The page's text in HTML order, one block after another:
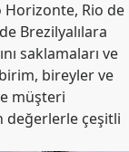
Horizonte, Rio de
Brezilyalılara
saklamaları ve
bireyler ve
müşteri
değerlerle çeşitli